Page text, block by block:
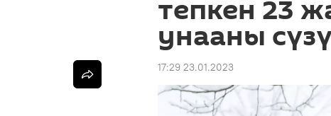
тепкен 23
унааны
17:29 23.01.2023